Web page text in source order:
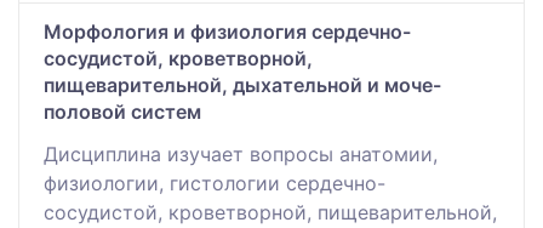
Морфология и физиология сердечно-
сосудистой, кроветворной,
пищеварительной, дыхательной и моче-
половой систем
Дисциплина изучает вопросы анатомии,
физиологии, гистологии сердечно-
сосудистой, кроветворной, пищеварительной,